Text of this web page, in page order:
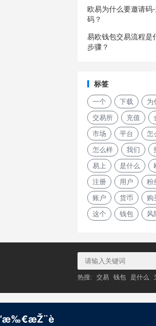
欧易为什么要邀请码
码？
易欧钱包交易流程是
步骤？
标签
一个 下载 为
交易所 充值
市场 平台 怎
怎么样 我们
易上 是什么
注册 用户 粉
账户 货币 购
这个 钱包 风
热搜: 交易 钱包 是什么